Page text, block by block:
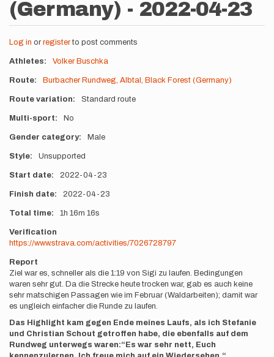
(Germany) - 2022-04-23
Log in or registerto post comments
Athletes Volker Buschka
Route Burbacher Rundweg, Albtal, Black Forest (Germany)
Route variation Standard route
Multi-sport No
Gender category Male
Style Unsupported
Start date 2022-04-23
Finish date 2022-04-23
Total time 1h 16m 16s
Verification
https://www.strava.com/activities/7026728797
Report
Ziel war es, schneller als die 1:19 von Sigi zu laufen. Bedingungen
waren sehr gut. Da die Strecke heute trocken war, gab es auch keine
sehr matschigen Passagen wie im Februar (Waldarbeiten); damit war
es ungleich einfacher die Runde zu laufen.
Das Highlight kam gegen Ende meines Laufs, als ich Stefanie
und Christian Schout getroffen habe, die ebenfalls auf dem
Rundweg unterwegs waren:“Es war sehr nett, Euch